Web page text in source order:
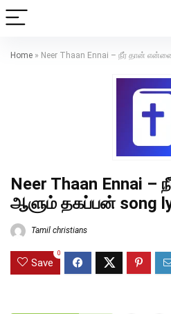
Home » Neer Thaan Ennai – நீர் தான்
Neer Thaan Ennai
ஆளும் தகப்பன் song
Tamil christians
Save
0